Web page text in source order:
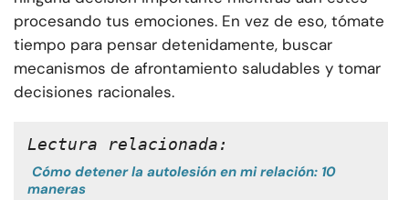
procesando tus emociones. En vez de eso, tómate
tiempo para pensar detenidamente, buscar
mecanismos de afrontamiento saludables y tomar
decisiones racionales.
Lectura relacionada:
Cómo detener la autolesión en mi relación: 10
maneras